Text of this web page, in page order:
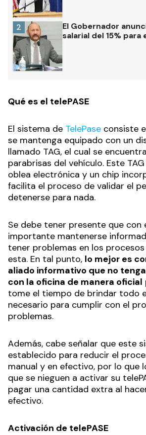
El Gobernador
salarial del 15% para
2
Qué es el telePASE
El sistema de TelePase consiste
se mantenga equipado con un
llamado TAG, el cual se
parabrisas del vehículo. Este
oblea electrónica y un chip
facilita el proceso de validar el
detenerse para nada.
Se debe tener presente que con
importante mantenerse
tener problemas en los
esta. En tal punto, lo mejor es
aliado informativo que no
con la oficina de manera oficial
tome el tiempo de brindar todo
necesario para cumplir con el
problemas.
Además, cabe señalar que este
establecido para reducir el
manual y en efectivo, por lo que
que se nieguen a activar su
pagar una cantidad extra al
efectivo.
Activación de telePASE